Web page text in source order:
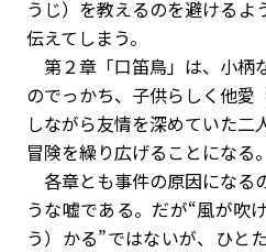
うじ）を教えるのを避けるよ
伝えてしまう。
第２章「口笛鳥」は、小柄
のでっかち、子供らしく他愛
しながら友情を深めていた二
冒険を繰り広げることになる。
各章とも事件の原因になる
うな嘘である。だが“風が吹
う）かる”ではないが、ひと